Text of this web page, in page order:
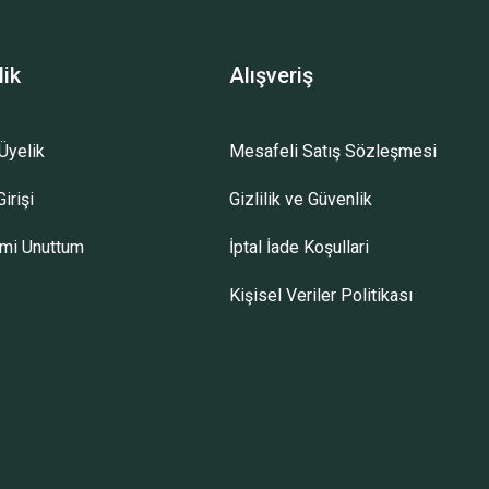
Unuttum
Alışveriş
Mesafeli Satış Sözleşmesi
Gizlilik ve Güvenlik
İptal İade Koşullari
Kişisel Veriler Politikası